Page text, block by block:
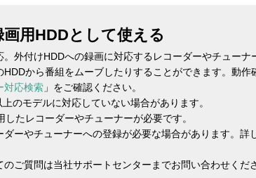
用HDDとして使える
外付けHDDへの録画に対応するレコーダーやチュー
から番組をムーブしたりすることができます。動作
対応検索 」をご確認ください。
のモデルに対応していない場合があります。
たレコーダーやチューナーが必要です。
ーやチューナーへの登録が必要な場合があります。詳
ご質問は当社サポートセンターまでお問い合わせくだ